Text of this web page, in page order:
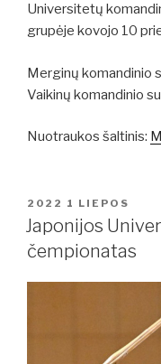
Universitetų
grupėje kovojo 10
Merginų komandinio
Vaikinų komandinio
Nuotraukos šaltinis:
PASKELBTA
2022 1 LIEPOS
Japonijos
čempionatas